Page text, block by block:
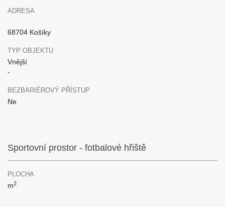
ADRESA
68704 Košíky
TYP OBJEKTU
Vnější
-
BEZBARIÉROVÝ PŘÍSTUP
Ne
Sportovní prostor - fotbalové hřiště
PLOCHA
m2